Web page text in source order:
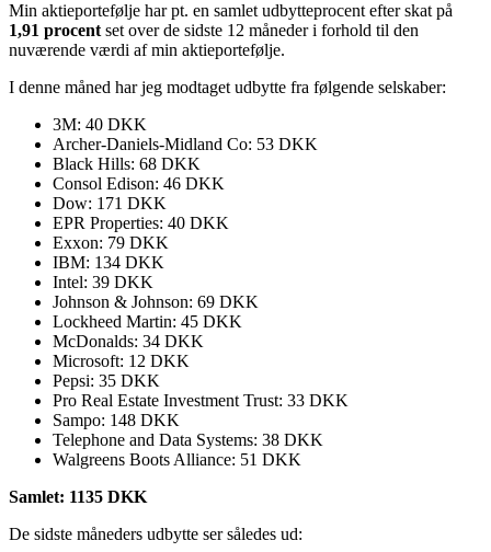
Min aktieportefølje har pt. en samlet udbytteprocent efter skat på
1,91 procent set over de sidste 12 måneder i forhold til den
nuværende værdi af min aktieportefølje.
I denne måned har jeg modtaget udbytte fra følgende selskaber:
3M: 40 DKK
Archer-Daniels-Midland Co: 53 DKK
Black Hills: 68 DKK
Consol Edison: 46 DKK
Dow: 171 DKK
EPR Properties: 40 DKK
Exxon: 79 DKK
IBM: 134 DKK
Intel: 39 DKK
Johnson & Johnson: 69 DKK
Lockheed Martin: 45 DKK
McDonalds: 34 DKK
Microsoft: 12 DKK
Pepsi: 35 DKK
Pro Real Estate Investment Trust: 33 DKK
Sampo: 148 DKK
Telephone and Data Systems: 38 DKK
Walgreens Boots Alliance: 51 DKK
Samlet: 1135 DKK
De sidste måneders udbytte ser således ud: